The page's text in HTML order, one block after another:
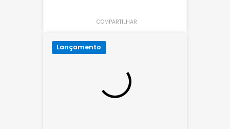
COMPARTILHAR
Lançamento